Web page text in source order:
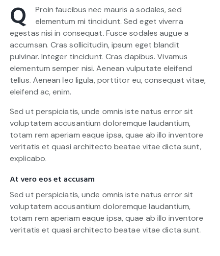
Q
Proin faucibus nec mauris a sodales, sed
elementum mi tincidunt. Sed eget viverra
egestas nisi in consequat. Fusce sodales augue a
accumsan. Cras sollicitudin, ipsum eget blandit
pulvinar. Integer tincidunt. Cras dapibus. Vivamus
elementum semper nisi. Aenean vulputate eleifend
tellus. Aenean leo ligula, porttitor eu, consequat vitae,
eleifend ac, enim.
Sed ut perspiciatis, unde omnis iste natus error sit
voluptatem accusantium doloremque laudantium,
totam rem aperiam eaque ipsa, quae ab illo inventore
veritatis et quasi architecto beatae vitae dicta sunt,
explicabo.
At vero eos et accusam
Sed ut perspiciatis, unde omnis iste natus error sit
voluptatem accusantium doloremque laudantium,
totam rem aperiam eaque ipsa, quae ab illo inventore
veritatis et quasi architecto beatae vitae dicta sunt.